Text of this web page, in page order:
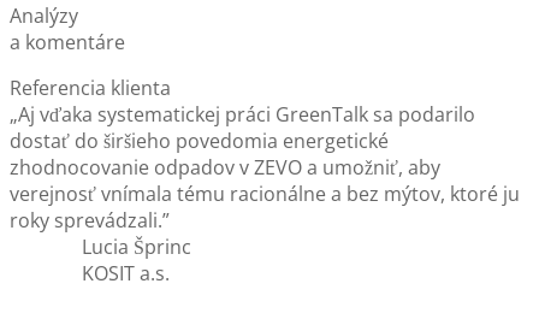
Analýzy
a komentáre
Referencia klienta
„Aj vďaka systematickej práci GreenTalk sa podarilo
dostať do širšieho povedomia energetické
zhodnocovanie odpadov v ZEVO a umožniť, aby
verejnosť vnímala tému racionálne a bez mýtov, ktoré ju
roky sprevádzali.”
Lucia Šprinc
KOSIT a.s.